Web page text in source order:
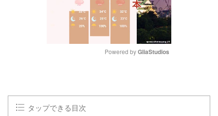
Powered by GliaStudios
タップできる目次